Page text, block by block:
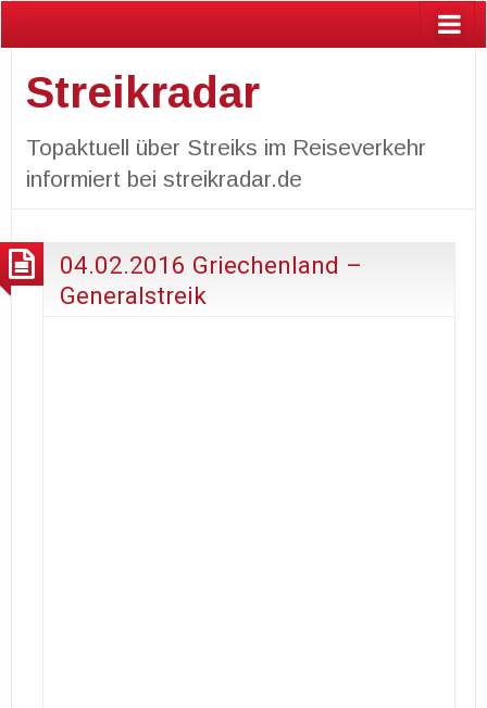
Streikradar
Topaktuell über Streiks im Reiseverkehr
informiert bei streikradar.de
04.02.2016 Griechenland –
Generalstreik